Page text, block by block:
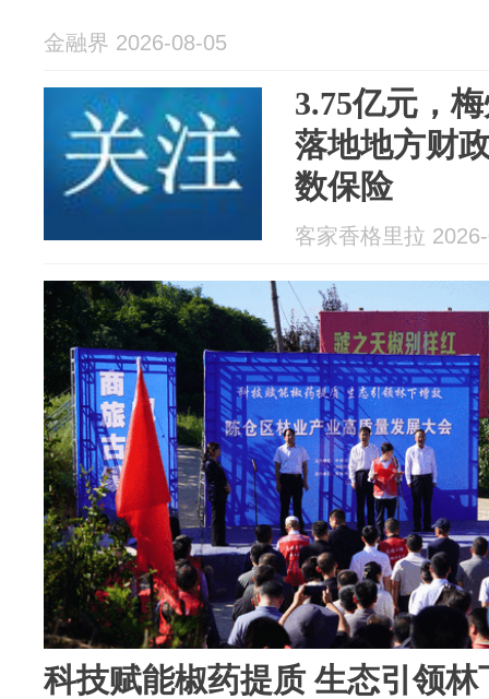
金融界 2026-08-05
3.75亿元，
落地地方财
数保险
客家香格里拉
科技赋能椒药提质 生态引领林